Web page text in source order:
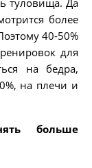
туловища. Да
более
40-50%
для
на бедра,
на плечи и
больше